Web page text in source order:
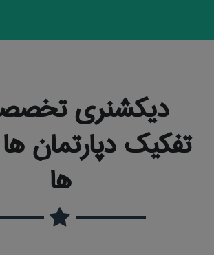
دیکشنری
تفکیک دپارتمان
ها